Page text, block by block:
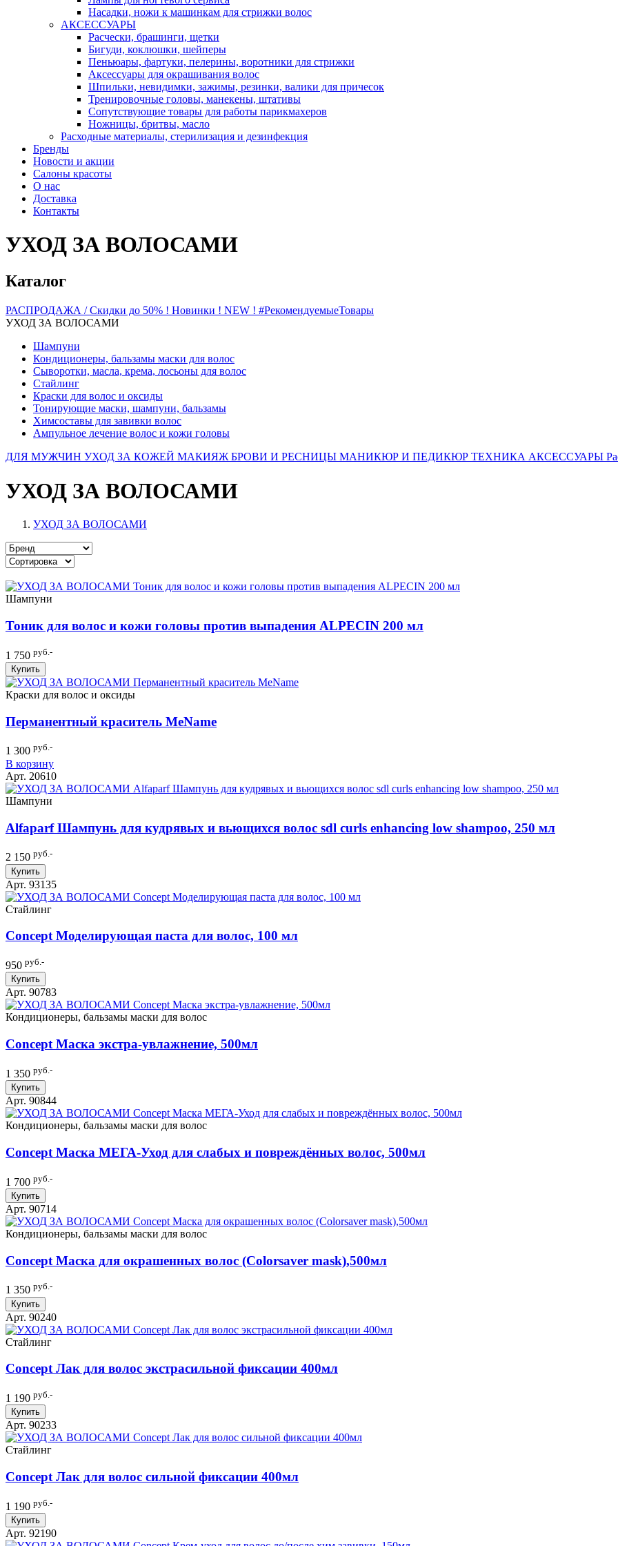
Насадки, ножи к машинкам для стрижки волос
АКСЕССУАРЫ
Расчески, брашинги, щетки
Бигуди, коклюшки, шейперы
Пеньюары, фартуки, пелерины, воротники для стрижки
Аксессуары для окрашивания волос
Шпильки, невидимки, зажимы, резинки, валики для причесок
Тренировочные головы, манекены, штативы
Сопутствующие товары для работы парикмахеров
Ножницы, бритвы, масло
Расходные материалы, стерилизация и дезинфекция
Бренды
Новости и акции
Салоны красоты
О нас
Доставка
Контакты
УХОД ЗА ВОЛОСАМИ
Каталог
РАСПРОДАЖА / Скидки до 50% ! Новинки ! NEW ! #РекомендуемыеТовары
УХОД ЗА ВОЛОСАМИ
Шампуни
Кондиционеры, бальзамы маски для волос
Сыворотки, масла, крема, лосьоны для волос
Стайлинг
Краски для волос и оксиды
Тонирующие маски, шампуни, бальзамы
Химсоставы для завивки волос
Ампульное лечение волос и кожи головы
ДЛЯ МУЖЧИН УХОД ЗА КОЖЕЙ МАКИЯЖБРОВИ И РЕСНИЦЫ МАНИКЮР И ПЕДИКЮР ТЕХНИКА АКСЕССУАРЫ
УХОД ЗА ВОЛОСАМИ
УХОД ЗА ВОЛОСАМИ
Шампуни
Тоник для волос и кожи головы против выпадения ALPECIN 200 мл
1 750 руб.-
Купить
Краски для волос и оксиды
Перманентный краситель MeName
1 300 руб.-
В корзину
Арт. 20610
Шампуни
Alfaparf Шампунь для кудрявых и вьющихся волос sdl curls enhancing low shampoo, 250 мл
2 150 руб.-
Купить
Арт. 93135
Стайлинг
Concept Моделирующая паста для волос, 100 мл
950 руб.-
Купить
Арт. 90783
Кондиционеры, бальзамы маски для волос
Concept Маска экстра-увлажнение, 500мл
1 350 руб.-
Купить
Арт. 90844
Кондиционеры, бальзамы маски для волос
Concept Маска МЕГА-Уход для слабых и повреждённых волос, 500мл
1 700 руб.-
Купить
Арт. 90714
Кондиционеры, бальзамы маски для волос
Concept Маска для окрашенных волос (Colorsaver mask),500мл
1 350 руб.-
Купить
Арт. 90240
Стайлинг
Concept Лак для волос экстрасильной фиксации 400мл
1 190 руб.-
Купить
Арт. 90233
Стайлинг
Concept Лак для волос сильной фиксации 400мл
1 190 руб.-
Купить
Арт. 92190